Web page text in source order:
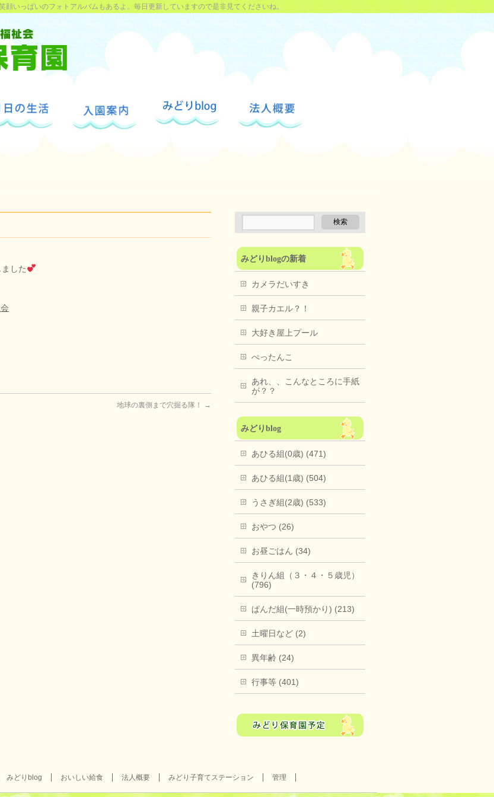
いっぱいのフォトアルバムもあるよ。毎日更新していますので是非見てくださいね。
した
地球の裏側まで穴掘る隊！ →
みどりblogの新着
カメラだいすき
親子カエル？！
大好き屋上プール
ぺったんこ
あれ、、こんなところに手紙
が？？
みどりblog
あひる組(0歳) (471)
あひる組(1歳) (504)
うさぎ組(2歳) (533)
おやつ (26)
お昼ごはん (34)
きりん組（３・４・５歳児）
(796)
ぱんだ組(一時預かり) (213)
土曜日など (2)
異年齢 (24)
行事等 (401)
みどりblog おいしい給食 法人概要 みどり子育てステーション 管理